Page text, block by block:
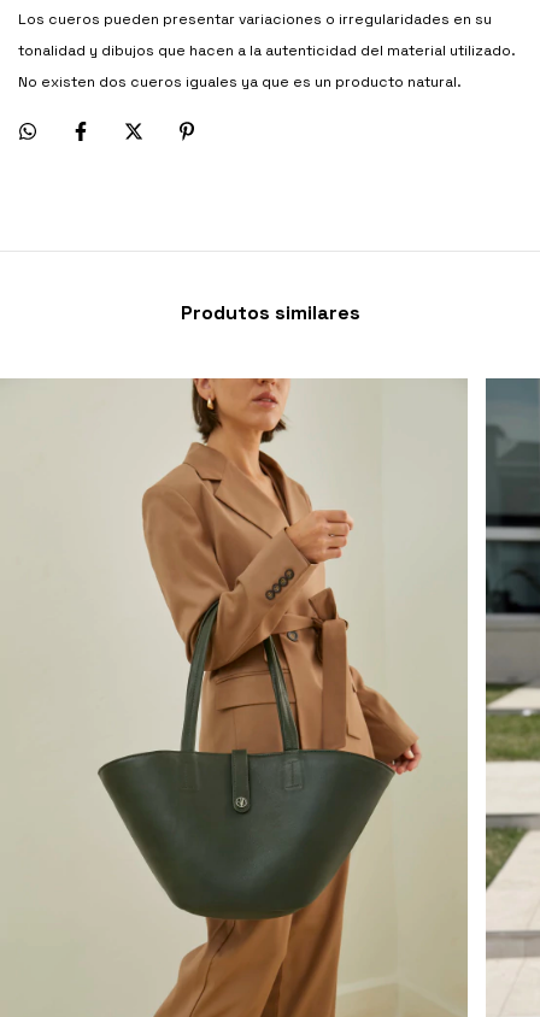
Los cueros pueden presentar variaciones o irregularidades en su
tonalidad y dibujos que hacen a la autenticidad del material utilizado.
No existen dos cueros iguales ya que es un producto natural.
Produtos similares